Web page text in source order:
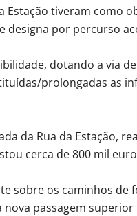
Estação tiveram como
designa por percurso
dotando a via
prolongadas as
da Rua da Estação,
cerca de 800 mil
sobre os caminhos de
passagem